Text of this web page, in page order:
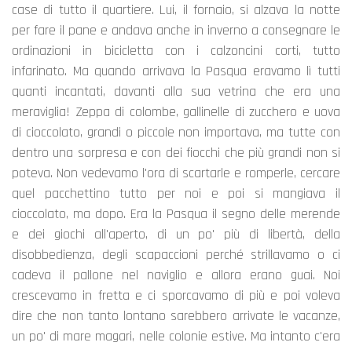
case di tutto il quartiere. Lui, il fornaio, si alzava la notte
per fare il pane e andava anche in inverno a consegnare le
ordinazioni in bicicletta con i calzoncini corti, tutto
infarinato. Ma quando arrivava la Pasqua eravamo lì tutti
quanti incantati, davanti alla sua vetrina che era una
meraviglia! Zeppa di colombe, gallinelle di zucchero e uova
di cioccolato, grandi o piccole non importava, ma tutte con
dentro una sorpresa e con dei fiocchi che più grandi non si
poteva. Non vedevamo l'ora di scartarle e romperle, cercare
quel pacchettino tutto per noi e poi si mangiava il
cioccolato, ma dopo. Era la Pasqua il segno delle merende
e dei giochi all'aperto, di un po' più di libertà, della
disobbedienza, degli scapaccioni perché strillavamo o ci
cadeva il pallone nel naviglio e allora erano guai. Noi
crescevamo in fretta e ci sporcavamo di più e poi voleva
dire che non tanto lontano sarebbero arrivate le vacanze,
un po' di mare magari, nelle colonie estive. Ma intanto c'era